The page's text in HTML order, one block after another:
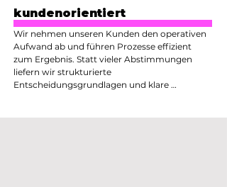
für unsere Kunden. Unabhängigkeit schafft
faire Preise und langfristig tragfähige
Beschaffungslösungen.
kundenorientiert
Wir nehmen unseren Kunden den operativen
Aufwand ab und führen Prozesse effizient
zum Ergebnis. Statt vieler Abstimmungen
liefern wir strukturierte
Entscheidungsgrundlagen und klare